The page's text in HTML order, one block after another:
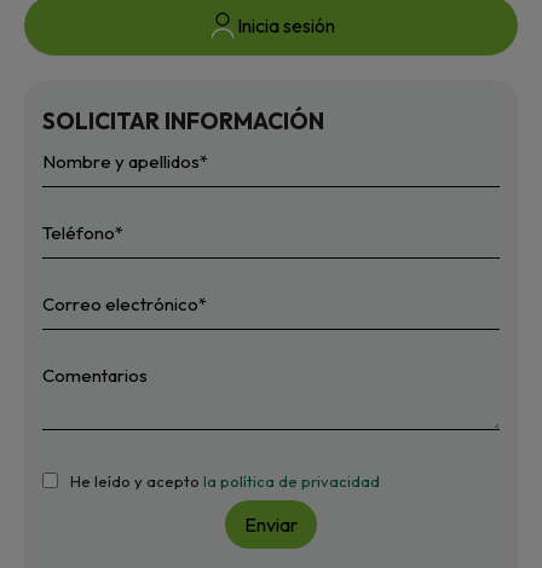
Inicia sesión
SOLICITAR INFORMACIÓN
He leído y acepto la política de privacidad
Enviar